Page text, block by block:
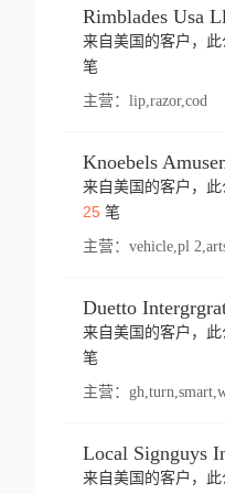
Rimblades Usa
来自美国的客户，
笔
主营： lip,razor,cod
来自美国的客户，
25笔
主营：
来自美国的客户，
笔
主营：
Local Signguys
来自美国的客户，